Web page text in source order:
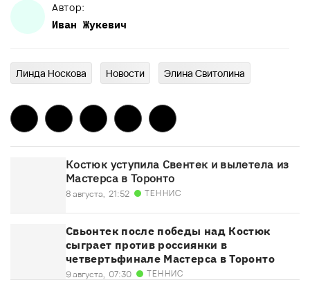
Автор:
Иван Жукевич
Линда Носкова Новости Элина Свитолина
Костюк уступила Свентек и вылетела из
Мастерса в Торонто
8 августа, 21:52 ТЕННИС
Свьонтек после победы над Костюк
сыграет против россиянки в
четвертьфинале Мастерса в Торонто
9 августа, 07:30 ТЕННИС